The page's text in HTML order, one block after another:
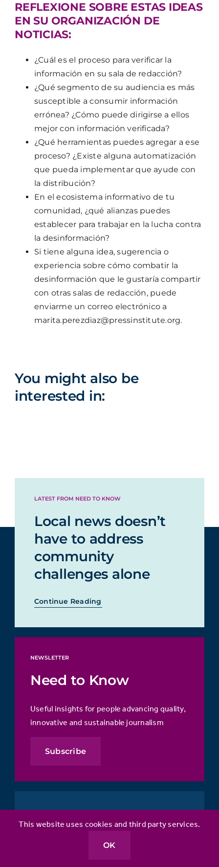
REFLEXIONE SOBRE ESTAS IDEAS
EN SU ORGANIZACIÓN DE
NOTICIAS:
¿Cuál es el proceso para verificar la
información en su sala de redacción?
¿Qué segmento de su audiencia es más
susceptible a consumir información
errónea? ¿Cómo puede dirigirse a ellos
mejor con información verificada?
¿Qué herramientas puedes agregar a ese
proceso? ¿Existe alguna automatización
que pueda implementar que ayude con
la distribución?
En el ecosistema informativo de tu
comunidad, ¿qué alianzas puedes
establecer para trabajar en la lucha contra
la desinformación?
Si tiene alguna idea, sugerencia o
experiencia sobre cómo combatir la
desinformación que le gustaría compartir
con otras salas de redacción, puede
enviarme un correo electrónico a
marita.perezdiaz@pressinstitute.org.
You might also be
interested in:
LATEST FROM NEED TO KNOW
Local news doesn’t
have to address
community
challenges alone
Continue Reading
NEWSLETTER
Need to Know
Useful insights for people advancing quality,
innovative and sustainable journalism
Subscribe
This website uses cookies and third party services.
OK